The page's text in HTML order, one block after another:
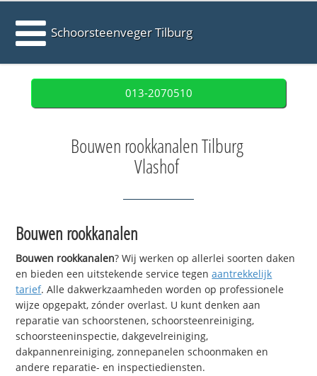
Schoorsteenveger Tilburg
013-2070510
Bouwen rookkanalen Tilburg
Vlashof
Bouwen rookkanalen
Bouwen rookkanalen? Wij werken op allerlei soorten daken
en bieden een uitstekende service tegenaantrekkelijk
tarief. Alle dakwerkzaamheden worden op professionele
wijze opgepakt, zónder overlast. U kunt denken aan
reparatie van schoorstenen, schoorsteenreiniging,
schoorsteeninspectie, dakgevelreiniging,
dakpannenreiniging, zonnepanelen schoonmaken en
andere reparatie- en inspectiediensten.